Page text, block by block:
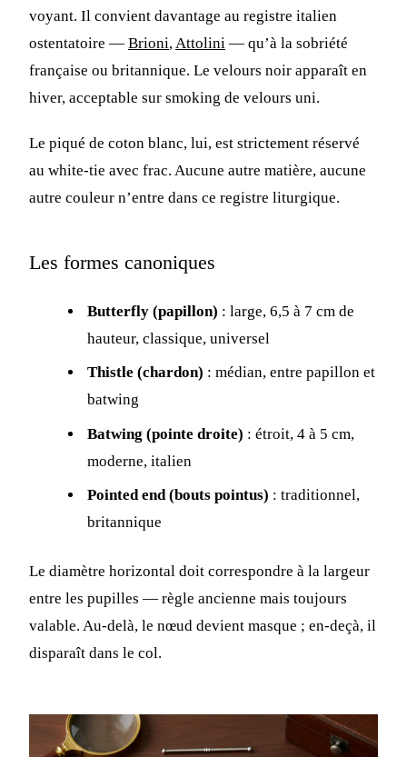
voyant. Il convient davantage au registre italien
ostentatoire — Brioni,Attolini — qu’à la sobriété
française ou britannique. Le velours noir apparaît en
hiver, acceptable sur smoking de velours uni.
Le piqué de coton blanc, lui, est strictement réservé
au white-tie avec frac. Aucune autre matière, aucune
autre couleur n’entre dans ce registre liturgique.
Les formes canoniques
Butterfly (papillon) : large, 6,5 à 7 cm de
hauteur, classique, universel
Thistle (chardon) : médian, entre papillon et
batwing
Batwing (pointe droite) : étroit, 4 à 5 cm,
moderne, italien
Pointed end (bouts pointus) : traditionnel,
britannique
Le diamètre horizontal doit correspondre à la largeur
entre les pupilles — règle ancienne mais toujours
valable. Au-delà, le nœud devient masque ; en-deçà, il
disparaît dans le col.